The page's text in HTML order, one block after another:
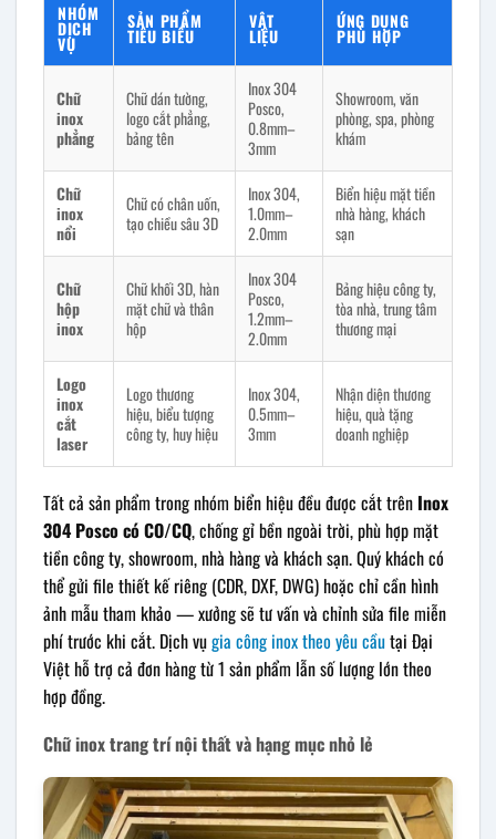
NHÓM
DỊCH
VỤ
SẢN PHẨM
TIÊU BIỂU
VẬT
LIỆU
ỨNG DỤNG
PHÙ HỢP
Chữ
inox
phẳng
Chữ dán tường,
logo cắt phẳng,
bảng tên
Inox 304
Posco,
0.8mm–
3mm
Showroom, văn
phòng, spa, phòng
khám
Chữ
inox
nổi
Chữ có chân uốn,
tạo chiều sâu 3D
Inox 304,
1.0mm–
2.0mm
Biển hiệu mặt tiền
nhà hàng, khách
sạn
Chữ
hộp
inox
Chữ khối 3D, hàn
mặt chữ và thân
hộp
Inox 304
Posco,
1.2mm–
2.0mm
Bảng hiệu công ty,
tòa nhà, trung tâm
thương mại
Logo
inox
cắt
laser
Logo thương
hiệu, biểu tượng
công ty, huy hiệu
Inox 304,
0.5mm–
3mm
Nhận diện thương
hiệu, quà tặng
doanh nghiệp
Tất cả sản phẩm trong nhóm biển hiệu đều được cắt trên Inox
304 Posco có CO/CQ, chống gỉ bền ngoài trời, phù hợp mặt
tiền công ty, showroom, nhà hàng và khách sạn. Quý khách có
thể gửi file thiết kế riêng (CDR, DXF, DWG) hoặc chỉ cần hình
ảnh mẫu tham khảo — xưởng sẽ tư vấn và chỉnh sửa file miễn
phí trước khi cắt. Dịch vụgia công inox theo yêu cầutại Đại
Việt hỗ trợ cả đơn hàng từ 1 sản phẩm lẫn số lượng lớn theo
hợp đồng.
Chữ inox trang trí nội thất và hạng mục nhỏ lẻ